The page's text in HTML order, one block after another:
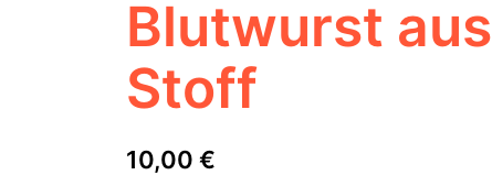
Blutwurst aus
Stoff
10,00€